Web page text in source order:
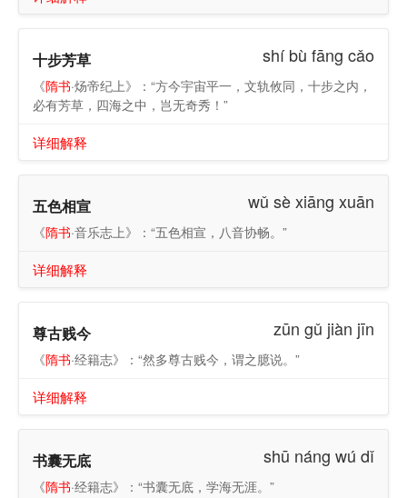
十步芳草 shí bù fāng cǎo
《隋书·炀帝纪上》：“方今宇宙平一，文轨攸同，十步之内，
必有芳草，四海之中，岂无奇秀！”
详细解释
五色相宣 wǔ sè xiāng xuān
《隋书·音乐志上》：“五色相宣，八音协畅。”
详细解释
尊古贱今 zūn gǔ jiàn jīn
《隋书·经籍志》：“然多尊古贱今，谓之臆说。”
详细解释
书囊无底 shū náng wú dǐ
《隋书·经籍志》：“书囊无底，学海无涯。”